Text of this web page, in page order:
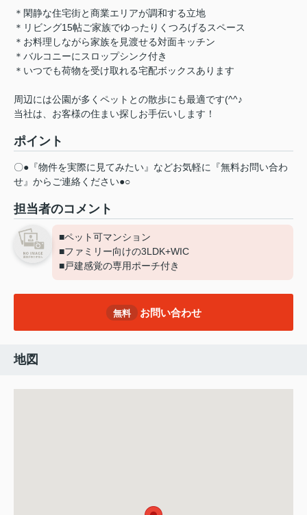
＊閑静な住宅街と商業エリアが調和する立地
＊リビング15帖ご家族でゆったりくつろげるスペース
＊お料理しながら家族を見渡せる対面キッチン
＊バルコニーにスロップシンク付き
＊いつでも荷物を受け取れる宅配ボックスあります
周辺には公園が多くペットとの散歩にも最適です(^^♪
当社は、お客様の住まい探しお手伝いします！
ポイント
〇●『物件を実際に見てみたい』などお気軽に『無料お問い合わ
せ』からご連絡ください●○
担当者のコメント
■ペット可マンション
■ファミリー向けの3LDK+WIC
■戸建感覚の専用ポーチ付き
無料 お問い合わせ
地図